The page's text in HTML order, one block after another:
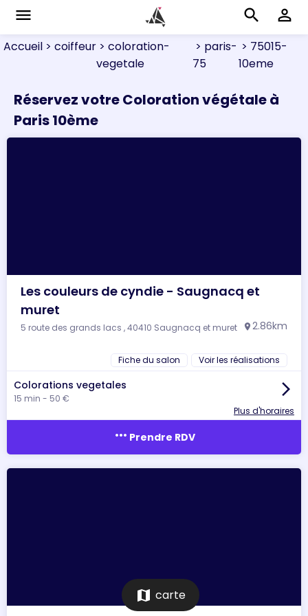
menu search perm_identity
Accueil > coiffeur > coloration-
vegetale
> paris-
75
> 75015-
10eme
Réservez votre Coloration végétale à
Paris 10ème
Les couleurs de cyndie - Saugnacq et
muret
5 route des grands lacs , 40410 Saugnacq et muret location_on 2.86km
Fiche du salon Voir les réalisations
Colorations vegetales
15 min - 50 €
arrow_forward_ios
Plus d'horaires
more_horiz Prendre RDV
map carte